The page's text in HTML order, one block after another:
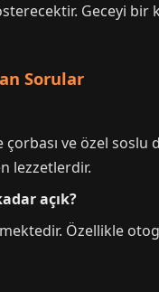
Geceyi
Sorular
ve özel
lezzetlerdir.
açık?
Özellikle